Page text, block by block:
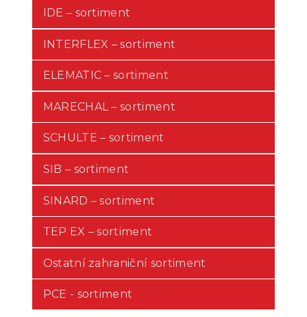
IDE – sortiment
INTERFLEX – sortiment
ELEMATIC – sortiment
MARECHAL – sortiment
SCHULTE – sortiment
SIB – sortiment
SINARD – sortiment
TEP EX – sortiment
Ostatní zahraniční sortiment
PCE - sortiment